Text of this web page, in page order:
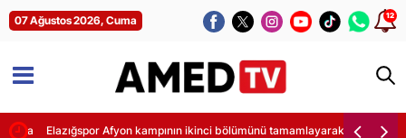
07 Ağustos 2026, Cuma 12
Elazığspor Afyon kampının ikinci bölümünü tamamlayarak kısa bir tatile